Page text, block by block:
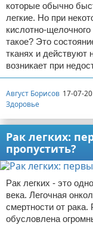
которые обычно
легкие. Но при
кислотно-
такое? Это
тканях и
возникает при
Август Борисов 17-07-
Здоровье
Рак легких:
пропустить?
Рак легких - это
века. Легочная
смертности от рака.
обусловлена